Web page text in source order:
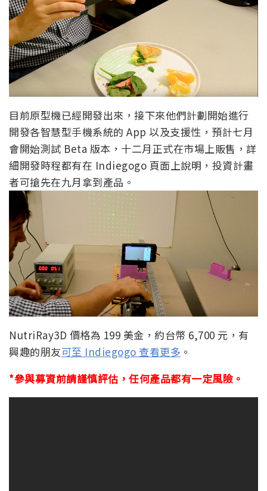
目前原型機已經開發出來，接下來他們計劃開始進行
開發各智慧型手機系統的 App 以及支援性，預計七月
會開始測試 Beta 版本，十二月正式在市場上販售，詳
細開發時程都有在 Indiegogo 頁面上說明，投資計畫
者可搶先在九月拿到產品。
NutriRay3D 價格為 199 美金，約台幣 6,700 元，有
興趣的朋友可至 Indiegogo 查看更多 。
*參與募資前請謹慎評估，任何產品都有一定風險。